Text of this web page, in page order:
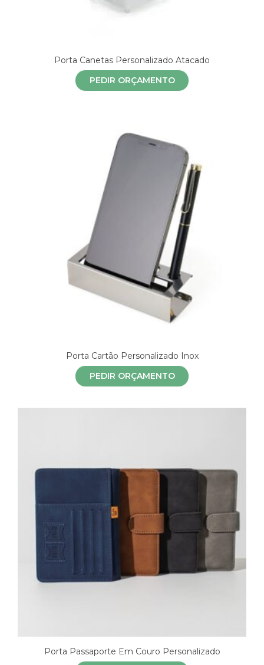
Porta Canetas Personalizado Atacado
PEDIR ORÇAMENTO
Porta Cartão Personalizado Inox
PEDIR ORÇAMENTO
Porta Passaporte Em Couro Personalizado